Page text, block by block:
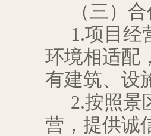
（三）
1.项目经
环境相适配
有建筑、 设
2.按照景
营， 提供诚